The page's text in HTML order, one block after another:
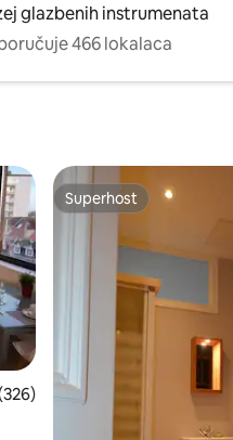
glazbenih instrumenata
466 lokalaca
ocjena: 4,86/5, recenzija: 326
Superhost
Superhost